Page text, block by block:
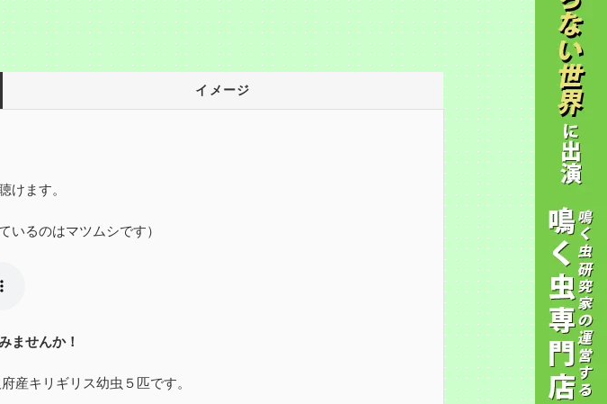
イメージ
けます。
いるのはマツムシです）
ませんか！
産キリギリス幼虫５匹です。